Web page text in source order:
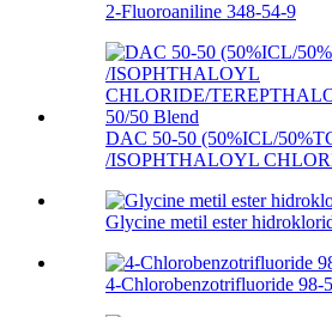
2-Fluoroaniline 348-54-9
DAC 50-50 (50%ICL/
/ISOPHTHALOYL
Glycine metil ester
4-Chlorobenzotrifluoride 98-